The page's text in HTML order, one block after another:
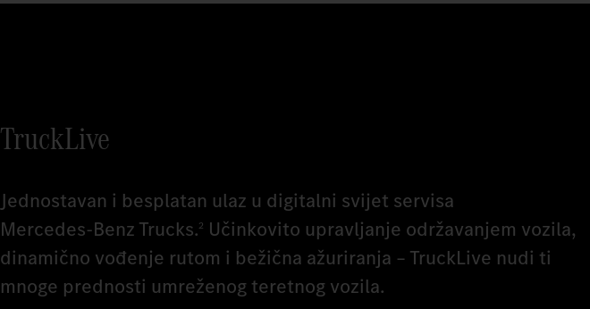
TruckLive
Jednostavan i besplatan ulaz u digitalni svijet servisa
Mercedes‑Benz Trucks.2 Učinkovito upravljanje održavanjem vozila,
dinamično vođenje rutom i bežična ažuriranja – TruckLive nudi ti
mnoge prednosti umreženog teretnog vozila.